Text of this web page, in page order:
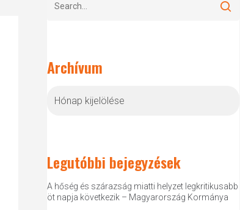
Archívum
Legutóbbi bejegyzések
A hőség és szárazság miatti helyzet legkritikusabb
öt napja következik – Magyarország Kormánya